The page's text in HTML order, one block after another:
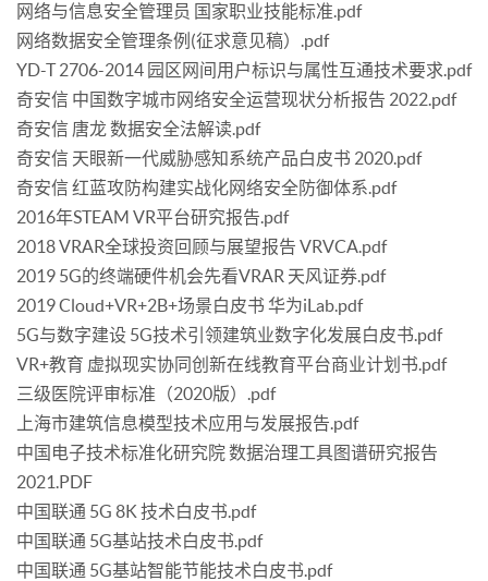
网络与信息安全管理员 国家职业技能标准.pdf
网络数据安全管理条例(征求意见稿）.pdf
YD-T 2706-2014 园区网间用户标识与属性互通技术要求.pdf
奇安信 中国数字城市网络安全运营现状分析报告 2022.pdf
奇安信 唐龙 数据安全法解读.pdf
奇安信 天眼新一代威胁感知系统产品白皮书 2020.pdf
奇安信 红蓝攻防构建实战化网络安全防御体系.pdf
2016年STEAM VR平台研究报告.pdf
2018 VRAR全球投资回顾与展望报告 VRVCA.pdf
2019 5G的终端硬件机会先看VRAR 天风证券.pdf
2019 Cloud+VR+2B+场景白皮书 华为iLab.pdf
5G与数字建设 5G技术引领建筑业数字化发展白皮书.pdf
VR+教育 虚拟现实协同创新在线教育平台商业计划书.pdf
三级医院评审标准（2020版）.pdf
上海市建筑信息模型技术应用与发展报告.pdf
中国电子技术标准化研究院 数据治理工具图谱研究报告
2021.PDF
中国联通 5G 8K 技术白皮书.pdf
中国联通 5G基站技术白皮书.pdf
中国联通 5G基站智能节能技术白皮书.pdf